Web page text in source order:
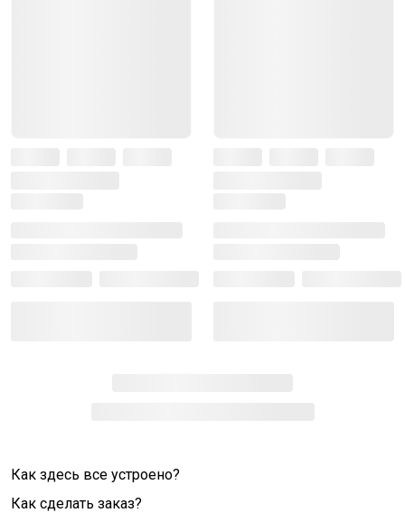
Как здесь все устроено?
Как сделать заказ?